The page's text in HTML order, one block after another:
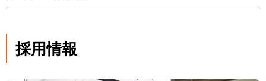
採用情報